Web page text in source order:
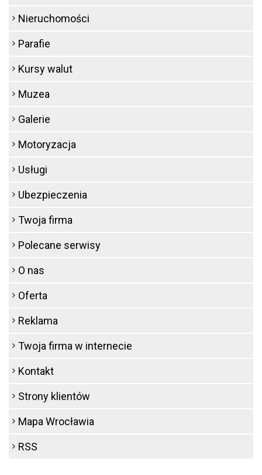
Nieruchomości
Parafie
Kursy walut
Muzea
Galerie
Motoryzacja
Usługi
Ubezpieczenia
Twoja firma
Polecane serwisy
O nas
Oferta
Reklama
Twoja firma w internecie
Kontakt
Strony klientów
Mapa Wrocławia
RSS